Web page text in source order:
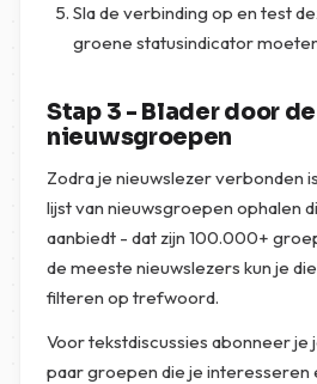
Sla de verbinding op en test
groene statusindicator
Stap 3 - Blader door de
nieuwsgroepen
Zodra je nieuwslezer verbonden
lijst van nieuwsgroepen ophalen
aanbiedt - dat zijn 100.000+
de meeste nieuwslezers kun je
filteren op trefwoord.
Voor tekstdiscussies abonneer je
paar groepen die je interesseren